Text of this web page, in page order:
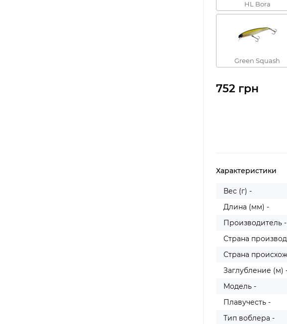
HL Bora
Green Squash
752 грн
Характеристики
Вес (г) -
Длина (мм) -
Производитель -
Страна
Страна
Заглубление (м)
Модель -
Плавучесть -
Тип воблера -